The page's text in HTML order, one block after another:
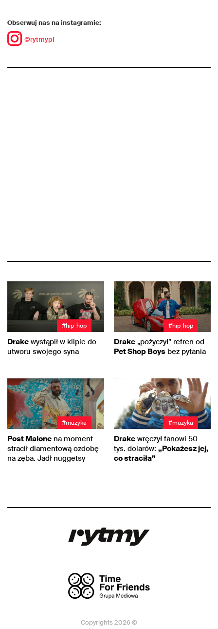
Obserwuj nas na instagramie:
@rytmypl
#hip-hop
Drake wystąpił w klipie do
utworu swojego syna
#hip-hop
Drake „pożyczył” refren od
Pet Shop Boys bez pytania
#muzyka
Post Malone na moment
stracił diamentową ozdobę
na zęba. Jadł nuggetsy
#muzyka
Drake wręczył fanowi 50
tys. dolarów: „Pokażesz jej,
co straciła”
Copyrights 2026 ©